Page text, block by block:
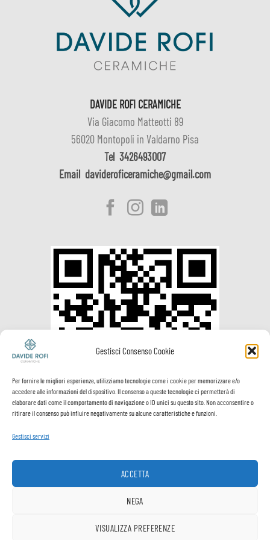
Gestisci Consenso Cookie
Per fornire le migliori esperienze, utilizziamo tecnologie come i cookie per memorizzare e/o
accedere alle informazioni del dispositivo. Il consenso a queste tecnologie ci permetterà di
elaborare dati come il comportamento di navigazione o ID unici su questo sito. Non acconsentire o
ritirare il consenso può influire negativamente su alcune caratteristiche e funzioni.
Gestisci servizi
ACCETTA
NEGA
VISUALIZZA PREFERENZE
DAVIDE ROFI CERAMICHE
Via Giacomo Matteotti 89
56020 Montopoli in Valdarno Pisa
Tel 3426493007
Email davideroficeramiche@gmail.com
Condizioni
Policy